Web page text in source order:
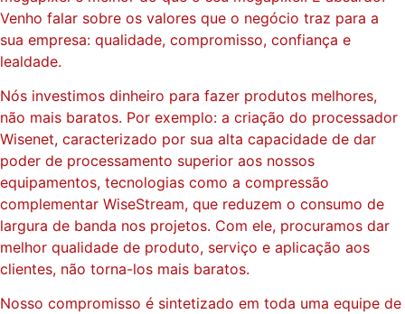
Venho falar sobre os valores que o negócio traz para a
sua empresa: qualidade, compromisso, confiança e
lealdade.
Nós investimos dinheiro para fazer produtos melhores,
não mais baratos. Por exemplo: a criação do processador
Wisenet, caracterizado por sua alta capacidade de dar
poder de processamento superior aos nossos
equipamentos, tecnologias como a compressão
complementar WiseStream, que reduzem o consumo de
largura de banda nos projetos. Com ele, procuramos dar
melhor qualidade de produto, serviço e aplicação aos
clientes, não torna-los mais baratos.
Nosso compromisso é sintetizado em toda uma equipe de